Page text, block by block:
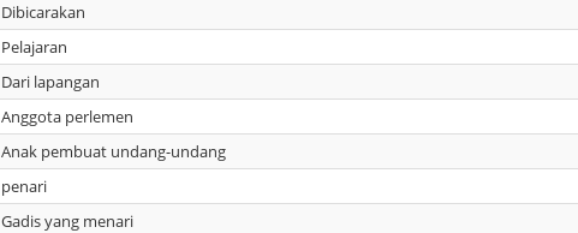
Dibicarakan
Pelajaran
Dari lapangan
Anggota perlemen
Anak pembuat undang-undang
penari
Gadis yang menari